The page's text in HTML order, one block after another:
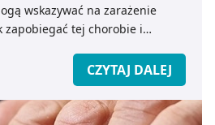
wskazywać na zarażenie
zapobiegać tej chorobie i
CZYTAJ DALEJ